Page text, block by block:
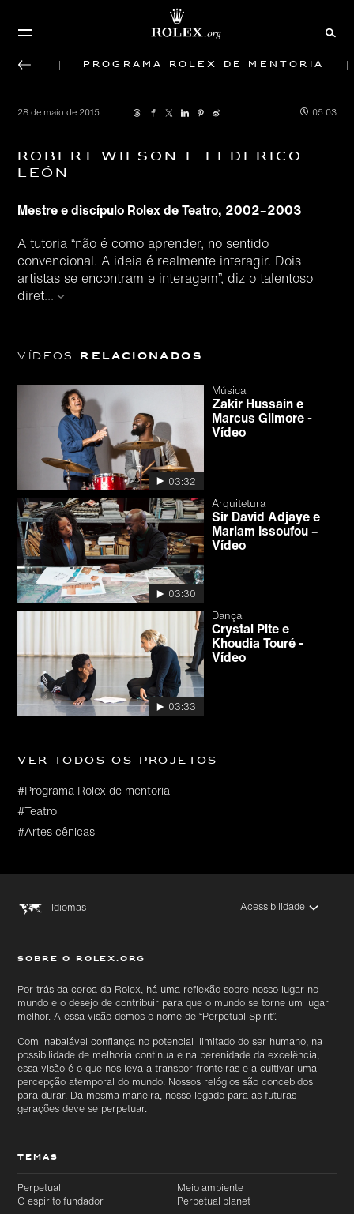
Programa Rolex de mentoria
28 de maio de 2015 05:03
Robert Wilson e Federico
León
Mestre e discípulo Rolex de Teatro, 2002–2003
A tutoria “não é como aprender, no sentido
convencional. A ideia é realmente interagir. Dois
artistas se encontram e interagem”, diz o talentoso
diret...
Vídeos relacionados
03:32
Música
Zakir Hussain e
Marcus Gilmore -
Vídeo
03:30
Arquitetura
Sir David Adjaye e
Mariam Issoufou –
Vídeo
03:33
Dança
Crystal Pite e
Khoudia Touré -
Vídeo
Ver todos os projetos
#Programa Rolex de mentoria
#Teatro
#Artes cênicas
Idiomas Acessibilidade
SOBRE O ROLEX.ORG
Por trás da coroa da Rolex, há uma reflexão sobre nosso lugar no
mundo e o desejo de contribuir para que o mundo se torne um lugar
melhor. A essa visão demos o nome de “Perpetual Spirit”.
Com inabalável confiança no potencial ilimitado do ser humano, na
possibilidade de melhoria contínua e na perenidade da excelência,
essa visão é o que nos leva a transpor fronteiras e a cultivar uma
percepção atemporal do mundo. Nossos relógios são concebidos
para durar. Da mesma maneira, nosso legado para as futuras
gerações deve se perpetuar.
TEMAS
Perpetual
O espírito fundador
Meio ambiente
Perpetual planet